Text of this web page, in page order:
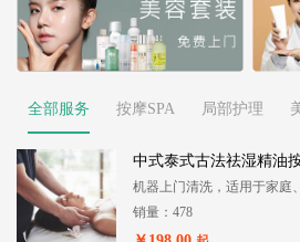
全部服务 按摩SPA 局部护理
中式泰式古法祛湿精油
机器上门清洗，适用于家庭
销量：478